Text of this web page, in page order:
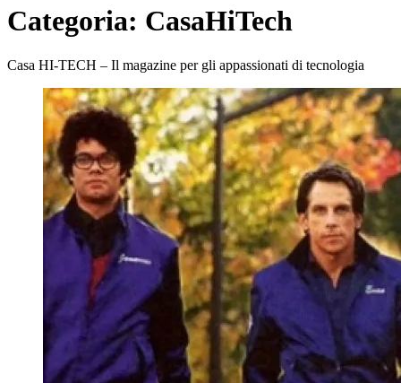
Categoria: CasaHiTech
Casa HI-TECH – Il magazine per gli appassionati di tecnologia